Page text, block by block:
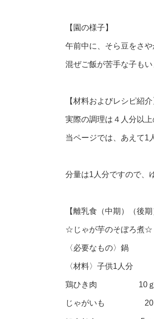
【園の様子】
午前中に、そら豆をさ
混ぜご飯が苦手な子も
【材料およびレシピ紹介
実際の調理は４人分以
当ページでは、あえて1
分量は1人分ですので、
【離乳食（中期）（後期
☆じゃが芋のそぼろ煮☆
〈必要なもの〉鍋
〈材料〉子供1人分
鶏ひき肉 10ｇ
じゃがいも 20